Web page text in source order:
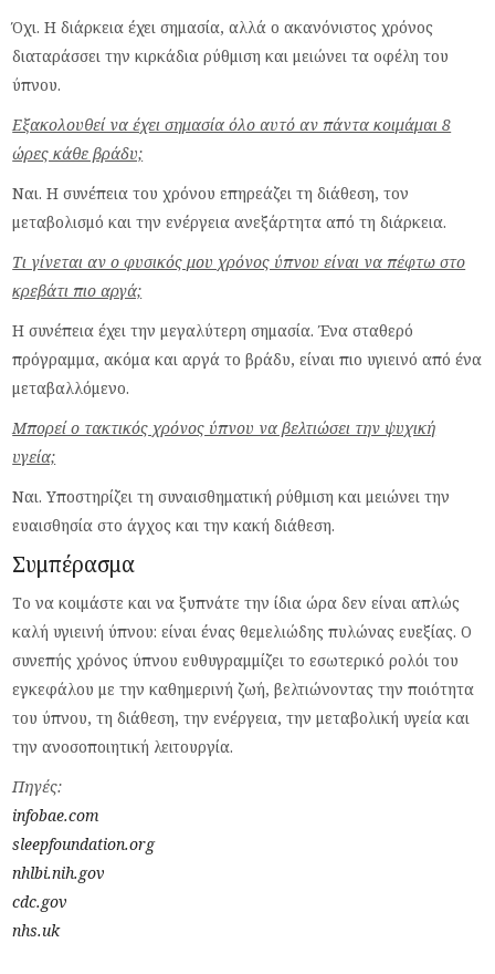
Όχι. Η διάρκεια έχει σημασία, αλλά ο ακανόνιστος χρόνος
διαταράσσει την κιρκάδια ρύθμιση και μειώνει τα οφέλη του
ύπνου.
Εξακολουθεί να έχει σημασία όλο αυτό αν πάντα κοιμάμαι 8
ώρες κάθε βράδυ;
Ναι. Η συνέπεια του χρόνου επηρεάζει τη διάθεση, τον
μεταβολισμό και την ενέργεια ανεξάρτητα από τη διάρκεια.
Τι γίνεται αν ο φυσικός μου χρόνος ύπνου είναι να πέφτω στο
κρεβάτι πιο αργά;
Η συνέπεια έχει την μεγαλύτερη σημασία. Ένα σταθερό
πρόγραμμα, ακόμα και αργά το βράδυ, είναι πιο υγιεινό από ένα
μεταβαλλόμενο.
Μπορεί ο τακτικός χρόνος ύπνου να βελτιώσει την ψυχική
υγεία;
Ναι. Υποστηρίζει τη συναισθηματική ρύθμιση και μειώνει την
ευαισθησία στο άγχος και την κακή διάθεση.
Συμπέρασμα
Το να κοιμάστε και να ξυπνάτε την ίδια ώρα δεν είναι απλώς
καλή υγιεινή ύπνου: είναι ένας θεμελιώδης πυλώνας ευεξίας. Ο
συνεπής χρόνος ύπνου ευθυγραμμίζει το εσωτερικό ρολόι του
εγκεφάλου με την καθημερινή ζωή, βελτιώνοντας την ποιότητα
του ύπνου, τη διάθεση, την ενέργεια, την μεταβολική υγεία και
την ανοσοποιητική λειτουργία.
Πηγές:
infobae.com
sleepfoundation.org
nhlbi.nih.gov
cdc.gov
nhs.uk